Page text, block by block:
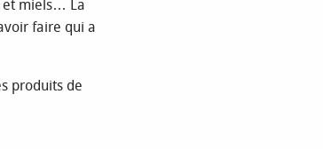
et miels… La
faire qui a
produits de